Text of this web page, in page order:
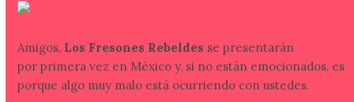
Amigos, Los Fresones Rebeldes se presentarán
por primera vez en México y, si no están emocionados, es
porque algo muy malo está ocurriendo con ustedes.